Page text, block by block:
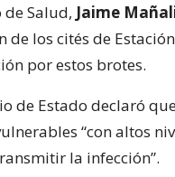
Salud, Jaime
de los cités de
por estos brotes.
de Estado declaró
“con altos
la infección”.